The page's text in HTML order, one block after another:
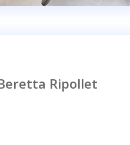
Ripollet